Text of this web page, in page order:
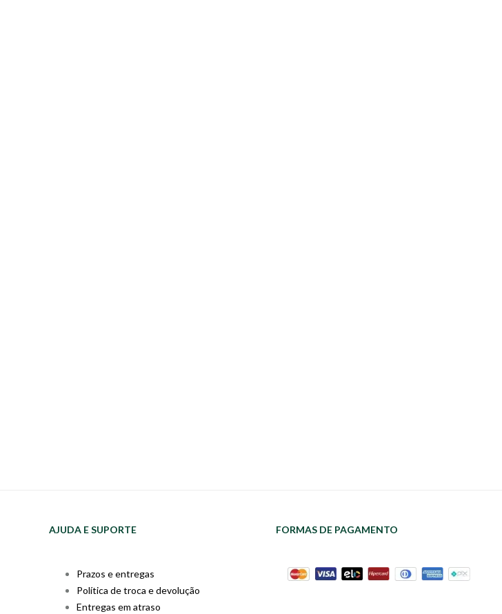
AJUDA E SUPORTE
Prazos e entregas
Política de troca e devolução
Entregas em atraso
FORMAS DE PAGAMENTO